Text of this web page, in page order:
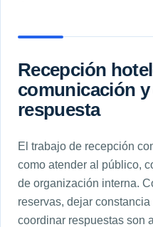
Recepción
comunicación
respuesta
El trabajo de recepción
como atender al público,
de organización interna.
reservas, dejar
coordinar respuestas son